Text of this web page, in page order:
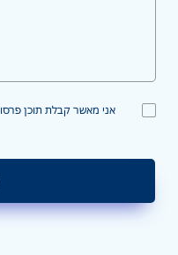
אני מאשר קבלת תוכן פרסומי